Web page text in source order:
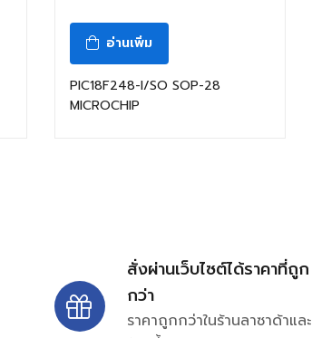
อ่านเพิ่ม
PIC18F248-I/SO SOP-28
MICROCHIP
สั่งผ่านเว็บไซต์ได้ราคาที่ถูก
กว่า
ราคาถูกกว่าในร้านลาซาด้าและ